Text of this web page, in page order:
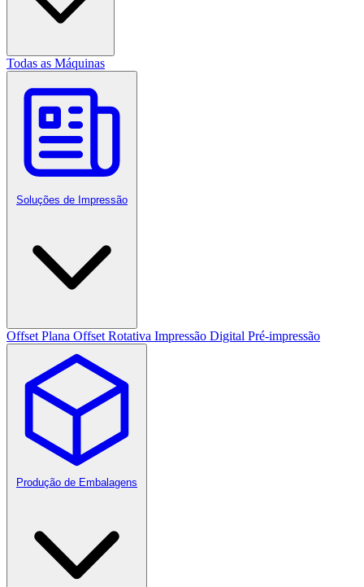
Todas as Máquinas
Soluções de Impressão
Offset Plana Offset Rotativa Impressão Digital Pré-impressão
Produção de Embalagens